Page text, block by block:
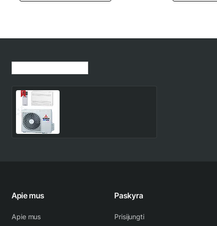
Apie mus
Apie mus
Paskyra
Prisijungti